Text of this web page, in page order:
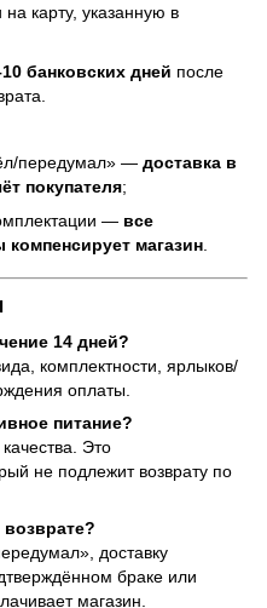
карту, указанную в
банковских дней после
передумал» — доставка в
покупателя;
— все
магазин.
14 дней?
комплектности, ярлыков/
оплаты.
питание?
Это
не подлежит возврату по
доставку
браке или
магазин.